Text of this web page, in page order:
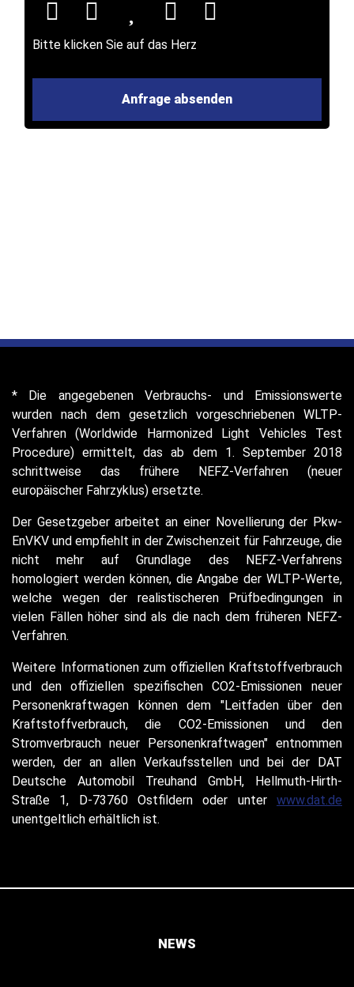
Bitte klicken Sie auf das Herz
* Die angegebenen Verbrauchs- und Emissionswerte
wurden nach dem gesetzlich vorgeschriebenen WLTP-
Verfahren (Worldwide Harmonized Light Vehicles Test
Procedure) ermittelt, das ab dem 1. September 2018
schrittweise das frühere NEFZ-Verfahren (neuer
europäischer Fahrzyklus) ersetzte.
Der Gesetzgeber arbeitet an einer Novellierung der Pkw-
EnVKV und empfiehlt in der Zwischenzeit für Fahrzeuge, die
nicht mehr auf Grundlage des NEFZ-Verfahrens
homologiert werden können, die Angabe der WLTP-Werte,
welche wegen der realistischeren Prüfbedingungen in
vielen Fällen höher sind als die nach dem früheren NEFZ-
Verfahren.
Weitere Informationen zum offiziellen Kraftstoffverbrauch
und den offiziellen spezifischen CO2-Emissionen neuer
Personenkraftwagen können dem "Leitfaden über den
Kraftstoffverbrauch, die CO2-Emissionen und den
Stromverbrauch neuer Personenkraftwagen" entnommen
werden, der an allen Verkaufsstellen und bei der DAT
Deutsche Automobil Treuhand GmbH, Hellmuth-Hirth-
Straße 1, D-73760 Ostfildern oder unter www.dat.de
unentgeltlich erhältlich ist.
NEWS